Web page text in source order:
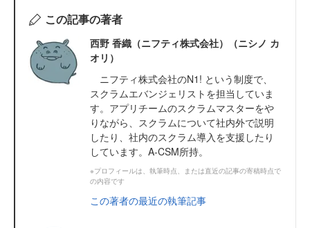
この記事の著者
西野 香織（ニフティ株式会社）（ニシノ カ
オリ）
ニフティ株式会社のN1! という制度で、
スクラムエバンジェリストを担当していま
す。アプリチームのスクラムマスターをや
りながら、スクラムについて社内外で説明
したり、社内のスクラム導入を支援したり
しています。A-CSM所持。
※プロフィールは、執筆時点、または直近の記事の寄稿時点で
の内容です
この著者の最近の執筆記事